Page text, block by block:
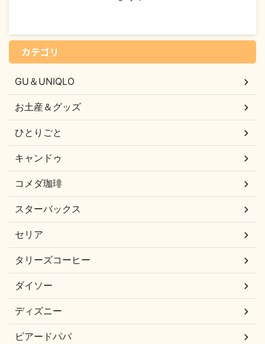
カテゴリ
GU＆UNIQLO
お土産＆グッズ
ひとりごと
キャンドゥ
コメダ珈琲
スターバックス
セリア
タリーズコーヒー
ダイソー
ディズニー
ビアードパパ